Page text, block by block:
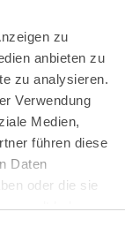
zu
anbieten zu
zu analysieren.
Verwendung
Medien,
führen diese
Daten
oder die sie
haben.